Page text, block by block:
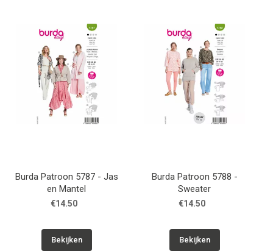
Burda Patroon 5787 - Jas
en Mantel
€14.50
Bekijken
Burda Patroon 5788 -
Sweater
€14.50
Bekijken